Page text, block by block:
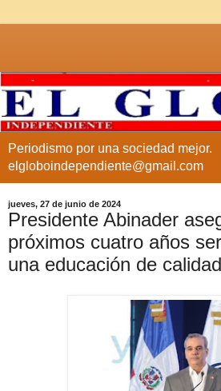
Periodismo por una sociedad mejor.
elgloboindependiente@gmail.com
jueves, 27 de junio de 2024
Presidente Abinader
próximos cuatro años
una educación de calidad